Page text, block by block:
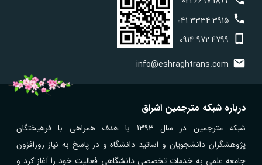
041 33343915
0914 9724799
info@eshraghtrans.com
درباره شبکه مترجمین اشراق
شبکه مترجمین در سال 1393 با هدف همراهی با فرهیختگان
پژوهشگران دانشجویان و اساتید دانشگاه و در پاسخ به نیاز روزافزون
جامعه علمی به خدمات تخصصی دانشگاهی فعالیت خود را آغاز کرد و